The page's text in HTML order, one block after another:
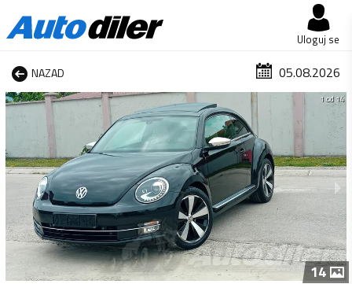
Uloguj se
NAZAD 05.08.2026
1 od 14
14